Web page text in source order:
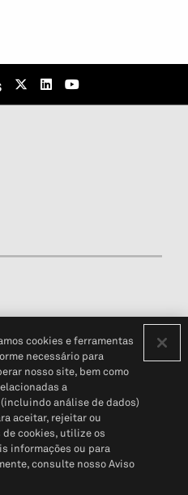
do cliente (em inglês)
© 2026 S&P Global
cookies e ferramentas
necessário para
nosso site, bem como
a
análise de dados)
aceitar, rejeitar ou
cookies, utilize os
informações ou para
consulte nosso Aviso